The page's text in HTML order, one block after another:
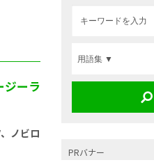
ジーラ
ノビロ
PRバナー